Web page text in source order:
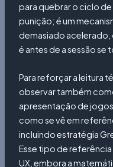
para quebrar o ciclo
punição; é um
demasiado acelerado,
é antes de a sessão se
Para reforçar a leitura
observar também
apresentação de
como se vê em
incluindoestratégia
Esse tipo de
UX, embora a